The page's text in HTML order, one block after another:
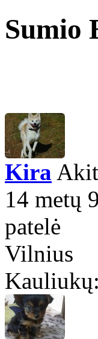
Sumio
Kira
14 metų
patelė
Vilnius